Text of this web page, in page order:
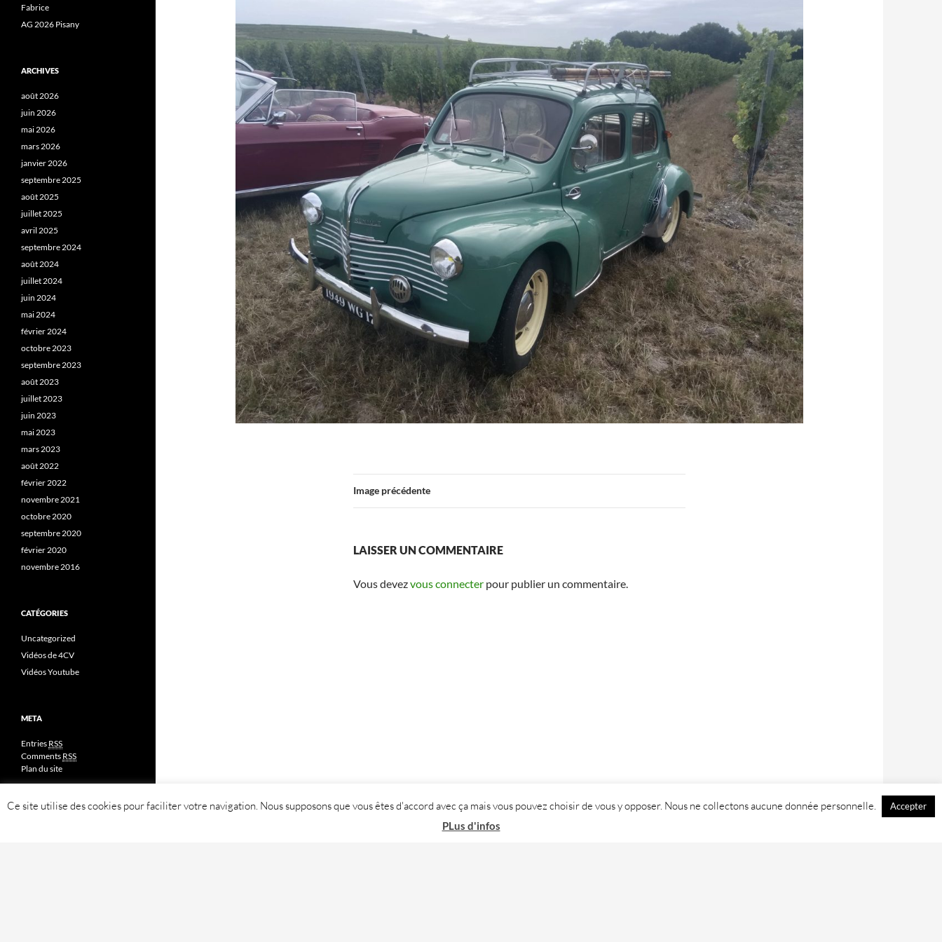
Image précédente
LAISSER UN COMMENTAIRE
Vous devezvous connecter pour publier un commentaire.
Fabrice
AG 2026 Pisany
ARCHIVES
août 2026
juin 2026
mai 2026
mars 2026
janvier 2026
septembre 2025
août 2025
juillet 2025
avril 2025
septembre 2024
août 2024
juillet 2024
juin 2024
mai 2024
février 2024
octobre 2023
septembre 2023
août 2023
juillet 2023
juin 2023
mai 2023
mars 2023
août 2022
février 2022
novembre 2021
octobre 2020
septembre 2020
février 2020
novembre 2016
CATÉGORIES
Uncategorized
Vidéos de 4CV
Vidéos Youtube
META
Entries RSS
Comments RSS
Plan du site
Ce site utilise des cookies pour faciliter votre navigation. Nous supposons que vous êtes d'accord avec ça mais vous pouvez choisir de vous y opposer. Nous ne collectons aucune donnée personnelle. Accepter
PLus d'infos